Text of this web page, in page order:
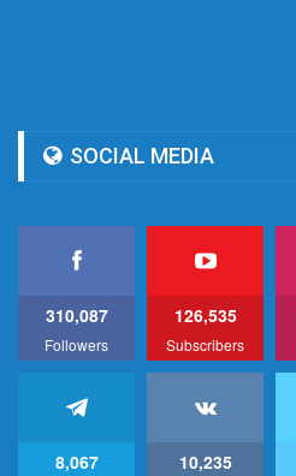
SOCIAL MEDIA
310,087
Followers
126,535
Subscribers
8,067 10,235